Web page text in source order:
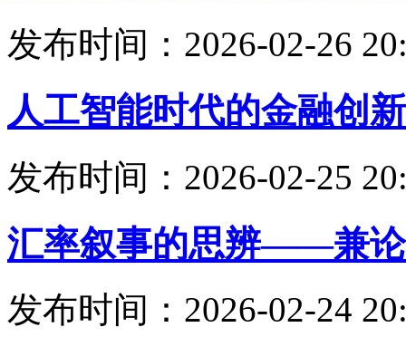
发布时间：2026-02-26
人工智能时代的金融创
发布时间：2026-02-25
汇率叙事的思辨——兼
发布时间：2026-02-24